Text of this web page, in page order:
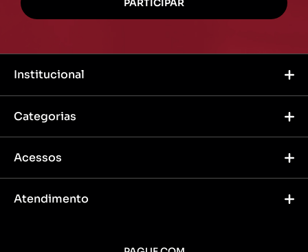
Institucional
Categorias
Acessos
Atendimento